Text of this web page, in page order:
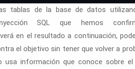
tablas de la base de datos
SQL que hemos
en el resultado a continuación,
el objetivo sin tener que volver a
usa información que conoce sobre